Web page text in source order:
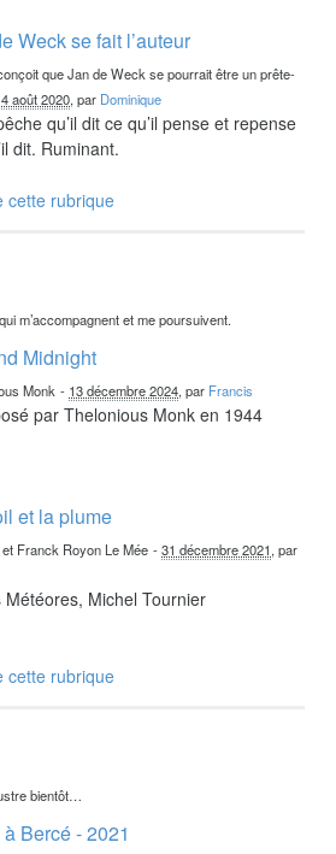
Weck se fait l’auteur
que Jan de Weck se pourrait être un prête-
août 2020, par Dominique
qu’il dit ce qu’il pense et repense
dit. Ruminant.
cette rubrique
qui m’accompagnent et me poursuivent.
Midnight
Monk - 13 décembre 2024, par Francis
par Thelonious Monk en 1944
et la plume
Franck Royon Le Mée -31 décembre 2021, par
Météores, Michel Tournier
cette rubrique
bientôt…
Bercé - 2021